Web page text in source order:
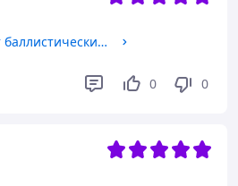
Тактический комплект баллистических вставок в колени 1 класс защиты НВМПЕ BRONYX от АТАКА мягкие защитные элементы для коленей
0 0